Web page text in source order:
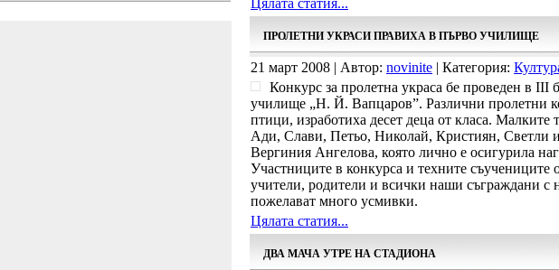
Цялата статия...
ПРОЛЕТНИ УКРАСИ ПРАВИХА В ПЪРВО УЧИЛИЩЕ
21 март 2008 | Автор: novinite | Категория:
Конкурс за пролетна украса бе проведен в
училище „Н. Й. Вапцаров”. Различни пролетни
птици, изработиха десет деца от класа.
Ади, Слави, Петьо, Николай, Кристиян, Светли
Вергиния Ангелова, която лично е осигурила
Участниците в конкурса и техните съучениците
учители, родители и всички наши съграждани с
пожелават много усмивки.
Цялата статия...
ДВА МАЧА УТРЕ НА СТАДИОНА